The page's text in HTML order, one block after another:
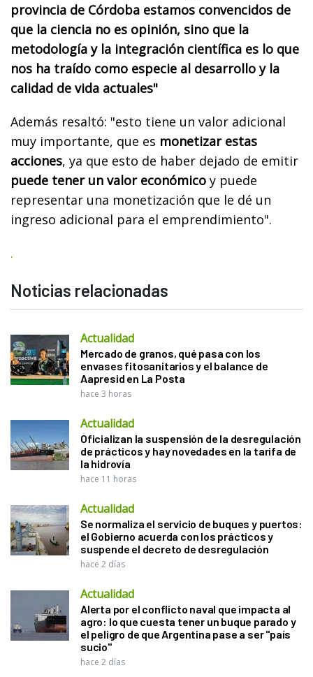
provincia de Córdoba estamos convencidos de
que la ciencia no es opinión, sino que la
metodología y la integración científica es lo que
nos ha traído como especie al desarrollo y la
calidad de vida actuales"
Además resaltó: "esto tiene un valor adicional
muy importante, que es monetizar estas
acciones, ya que esto de haber dejado de emitir
puede tener un valor económico y puede
representar una monetización que le dé un
ingreso adicional para el emprendimiento".
.
Noticias relacionadas
Actualidad
Mercado de granos, qué pasa con los
envases fitosanitarios y el balance de
Aapresid en La Posta
hace 3 horas
Actualidad
Oficializan la suspensión de la desregulación
de prácticos y hay novedades en la tarifa de
la hidrovía
hace 11 horas
Actualidad
Se normaliza el servicio de buques y puertos:
el Gobierno acuerda con los prácticos y
suspende el decreto de desregulación
hace 2 días
Actualidad
Alerta por el conflicto naval que impacta al
agro: lo que cuesta tener un buque parado y
el peligro de que Argentina pase a ser "país
sucio"
hace 2 días